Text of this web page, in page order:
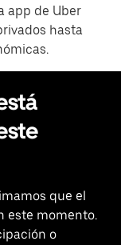
app de Uber
hasta
que el
este momento.
o